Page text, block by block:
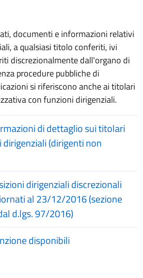
documenti e informazioni relativi
a qualsiasi titolo conferiti, ivi
discrezionalmente dall'organo di
procedure pubbliche di
si riferiscono anche ai titolari
con funzioni dirigenziali.
di dettaglio sui titolari
dirigenziali (dirigenti non
dirigenziali discrezionali
al 23/12/2016 (sezione
d.lgs. 97/2016)
disponibili